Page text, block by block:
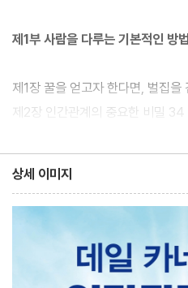
글들의 기본원칙을 적용한 사람들
왔다.
사회는 여러 사람이 어우러져 사
므로 인간관계의 중요성을 인정하
을 학교에서는 가르쳐주지 않는다
람 중 몇 명만이 인간관계를 조정
평생 그 비결을 알지 못한 채 생을
즘같이 눈부시게 진보하는 현대
제1부 사람을 다루는 기본적인 방법
제1장 꿀을 얻고자 한다면, 벌집을
제2장 인간관계의 중요한 비밀 34
제2부 사람들의 호감을 사는 방법
제1장 어디서나 환영받는 사람이
제2장 좋은 첫인상을 남기는 간
상세 이미지